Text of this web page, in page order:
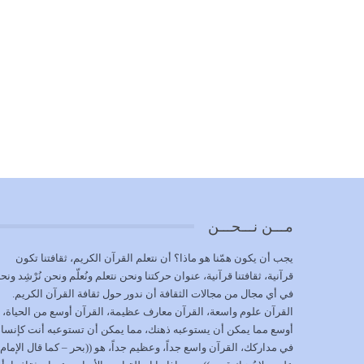
مـــن نـــحـــن
يجب أن يكون همّنا هو ماذا؟ أن نتعلم القرآن الكريم، ثقافتنا تكون
قرآنية، ثقافتنا قرآنية، عنوان حركتنا ونحن نتعلم ونُعلّم ونحن نُرْشِد
في أي مجال من مجالات الثقافة أن ندور حول ثقافة القرآن الكريم.
القرآن علوم واسعة، القرآن معارف عظيمة، القرآن أوسع من الحياة،
أوسع مما يمكن أن يستوعبه ذهنك، مما يمكن أن تستوعبه أنت
في مداركك، القرآن واسع جداً، وعظيم جداً، هو ((بحر – كما قال الإمام